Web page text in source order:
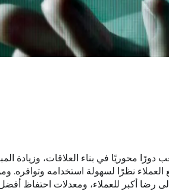
محوريًا في بناء العلاقات، وزيادة
العملاء نظرًا لسهولة استخدامه وتوافره.
رضا أكبر للعملاء، ومعدلات احتفاظ